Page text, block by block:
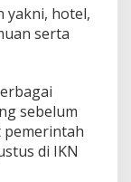
yakni, hotel,
serta
sebelum
pemerintah
di IKN